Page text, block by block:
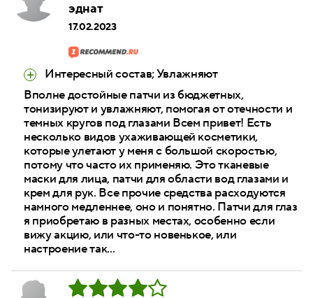
эднат
17.02.2023
Интересный состав; Увлажняют
Вполне достойные патчи из бюджетных,
тонизируют и увлажняют, помогая от отечности и
темных кругов под глазами Всем привет! Есть
несколько видов ухаживающей косметики,
которые улетают у меня с большой скоростью,
потому что часто их применяю. Это тканевые
маски для лица, патчи для области вод глазами и
крем для рук. Все прочие средства расходуются
намного медленнее, оно и понятно. Патчи для глаз
я приобретаю в разных местах, особенно если
вижу акцию, или что-то новенькое, или
настроение так...